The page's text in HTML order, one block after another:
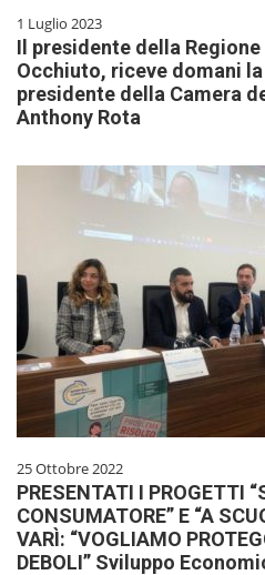
1 Luglio 2023
Il presidente della
Occhiuto, riceve domani
presidente della Camera
Anthony Rota
25 Ottobre 2022
PRESENTATI I PROGETTI
CONSUMATORE” E “A
VARÌ: “VOGLIAMO
DEBOLI” Sviluppo